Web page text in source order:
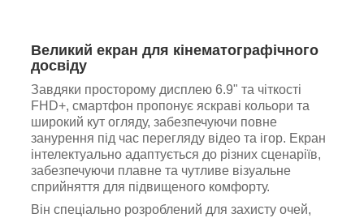
Великий екран для кінематографічного
досвіду
Завдяки просторому дисплею 6.9" та чіткості
FHD+, смартфон пропонує яскраві кольори та
широкий кут огляду, забезпечуючи повне
занурення під час перегляду відео та ігор. Екран
інтелектуально адаптується до різних сценаріїв,
забезпечуючи плавне та чутливе візуальне
сприйняття для підвищеного комфорту.
Він спеціально розроблений для захисту очей,